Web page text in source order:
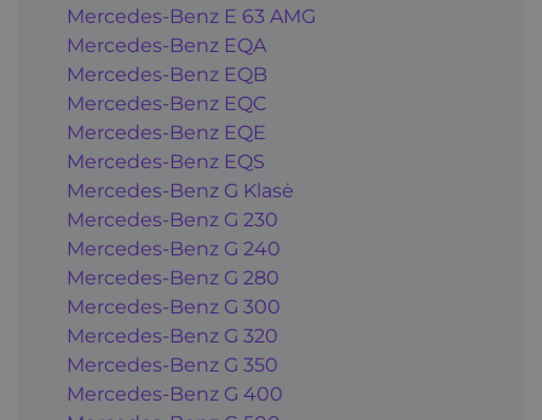
Mercedes-Benz E 63 AMG
Mercedes-Benz EQA
Mercedes-Benz EQB
Mercedes-Benz EQC
Mercedes-Benz EQE
Mercedes-Benz EQS
Mercedes-Benz G Klasė
Mercedes-Benz G 230
Mercedes-Benz G 240
Mercedes-Benz G 280
Mercedes-Benz G 300
Mercedes-Benz G 320
Mercedes-Benz G 350
Mercedes-Benz G 400